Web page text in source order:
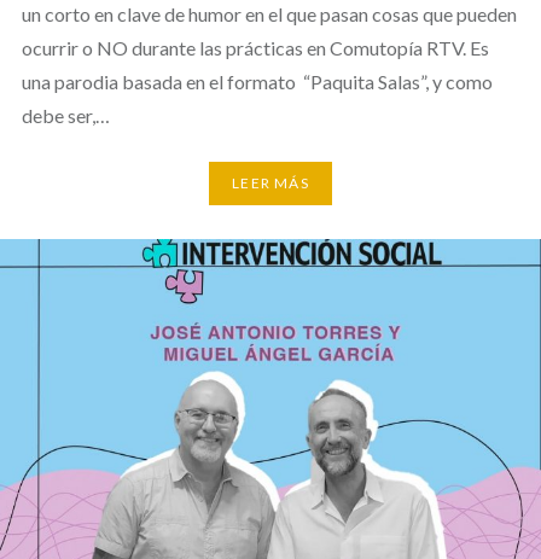
un corto en clave de humor en el que pasan cosas que pueden
ocurrir o NO durante las prácticas en Comutopía RTV. Es
una parodia basada en el formato “Paquita Salas”, y como
debe ser,…
LEER MÁS